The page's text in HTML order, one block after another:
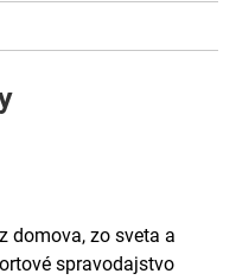
domova, zo sveta a
spravodajstvo